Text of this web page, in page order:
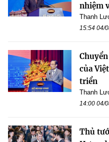
nhiệm
Thanh
15:54 04/
của
triển
Thanh
14:00 04/
Thủ